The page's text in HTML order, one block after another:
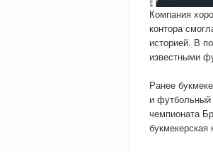
Компания
контора
историей. В
известными
Ранее
и футбольный
чемпионата
букмекерская